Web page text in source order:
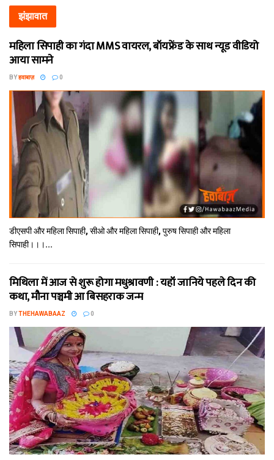
झंझावात
महिला सिपाही का गंदा MMS वायरल, बॉयफ्रेंड के साथ न्यूड वीडियो
आया सामने
BYहवाबाज़ 0
डीएसपी और महिला सिपाही, सीओ और महिला सिपाही, पुरुष सिपाही और महिला
सिपाही।।।...
मिथि‍ला में आज से शुरू होगा मधुश्रावणी : यहॉं जानिये पहले दिन की
कथा, मौना पञ्चमी आ बिसहराक जन्म
BYTHEHAWABAAZ 0